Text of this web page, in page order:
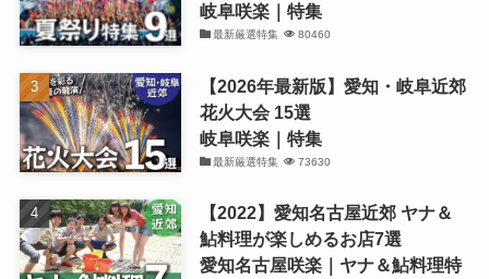
岐阜咲楽｜特集
最新厳選特集 80460
【2026年最新版】愛知・岐阜近郊
花火大会 15選
岐阜咲楽｜特集
最新厳選特集 73630
【2022】愛知名古屋近郊 ヤナ＆
鮎料理が楽しめるお店7選
愛知名古屋咲楽｜ヤナ＆鮎料理特